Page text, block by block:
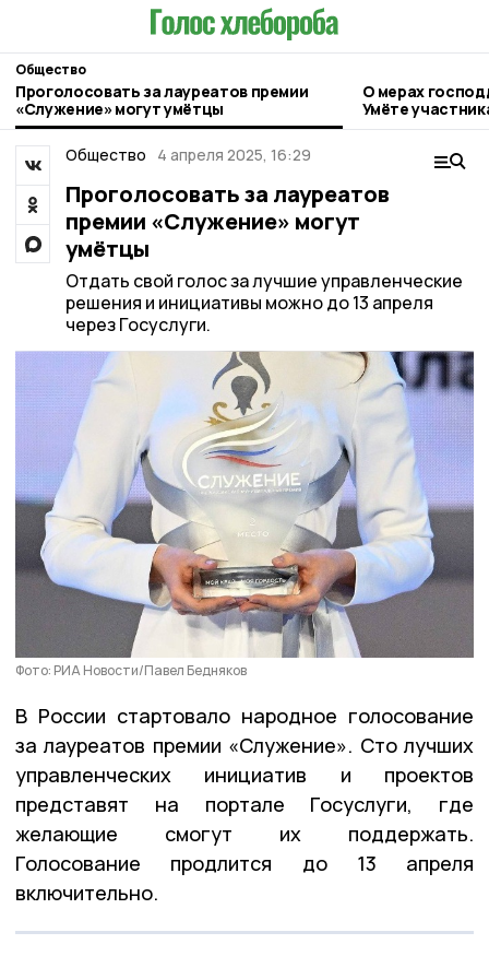
Общество
Проголосовать за лауреатов премии
«Служение» могут умётцы
О мерах
Умёте
Общество 4 апреля 2025, 16:29
Проголосовать за лауреатов
премии «Служение» могут
умётцы
Отдать свой голос за лучшие управленческие
решения и инициативы можно до 13 апреля
через Госуслуги.
Фото: РИА Новости/Павел Бедняков
В России стартовало народное голосование
за лауреатов премии «Служение». Сто лучших
управленческих инициатив и проектов
представят на портале Госуслуги, где
желающие смогут их поддержать.
Голосование продлится до 13 апреля
включительно.